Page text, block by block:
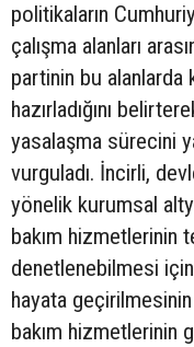
politikaların
çalışma alanları
partinin bu alanlarda
hazırladığını
yasalaşma sürecini
vurguladı. İncirli,
yönelik kurumsal
bakım hizmetlerinin
denetlenebilmesi
hayata
bakım hizmetlerinin